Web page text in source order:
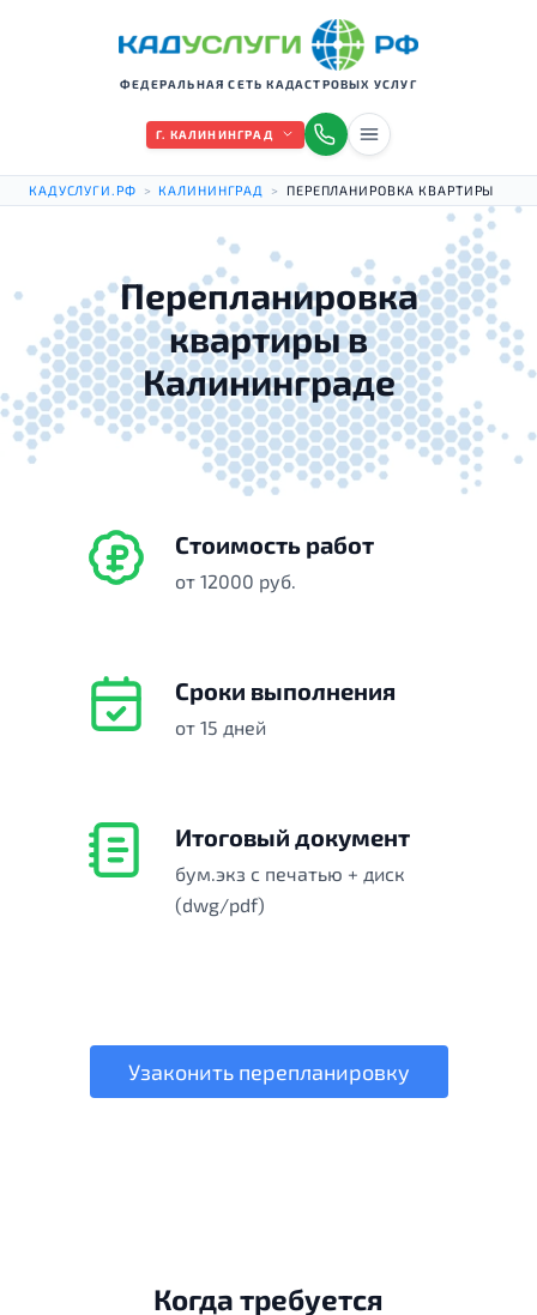
ФЕДЕРАЛЬНАЯ СЕТЬ КАДАСТРОВЫХ УСЛУГ
Г. КАЛИНИНГРАД
КАДУСЛУГИ.РФ > КАЛИНИНГРАД > ПЕРЕПЛАНИРОВКА КВАРТИРЫ
Перепланировка
квартиры в
Калининграде
Стоимость работ
от 12000 руб.
Сроки выполнения
от 15 дней
Итоговый документ
бум.экз с печатью + диск
(dwg/pdf)
Узаконить перепланировку
Когда требуется